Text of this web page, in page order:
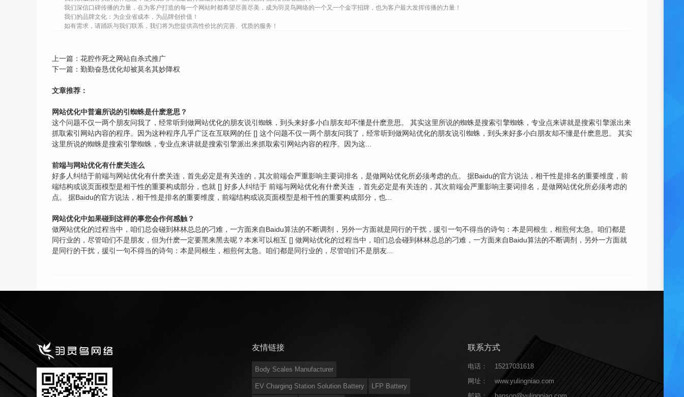
我们深信口碑传播的力量，在为客户打造的每一个网站时都希望尽善尽美，成为羽灵鸟网络的一个又一个金字招牌，也为客户最大发挥传播的力量！
我们的品牌文化：为企业省成本，为品牌创价值！
如有需求，请踊跃与我们联系，我们将为您提供高性价比的完善、优质的服务！
上一篇： 花腔作死之网站自杀式推广
下一篇： 勤勤奋恳优化却被莫名其妙降权
文章推荐：
网站优化中普遍所说的引蜘蛛是什麽意思？
这个问题不仅一两个朋友问我了，经常听到做网站优化的朋友说引蜘蛛，到头来好多小白朋友却不懂是什麽意思。 其实这里所说的蜘蛛是搜索引擎蜘蛛，专业点来讲就是搜索引擎派出来
抓取索引网站内容的程序。因为这种程序几乎广泛在互联网的任 [] 这个问题不仅一两个朋友问我了，经常听到做网站优化的朋友说引蜘蛛，到头来好多小白朋友却不懂是什麽意思。 其实
这里所说的蜘蛛是搜索引擎蜘蛛，专业点来讲就是搜索引擎派出来抓取索引网站内容的程序。因为这...
前端与网站优化有什麽关连么
好多人纠结于前端与网站优化有什麽关连，首先必定是有关连的，其次前端会严重影响主要词排名，是做网站优化所必须考虑的点。 据Baidu的官方说法，相干性是排名的重要维度，前
端结构或说页面模型是相干性的重要构成部分，也就 [] 好多人纠结于 前端与网站优化有什麽关连 ，首先必定是有关连的，其次前端会严重影响主要词排名，是做网站优化所必须考虑的
点。 据Baidu的官方说法，相干性是排名的重要维度，前端结构或说页面模型是相干性的重要构成部分，也...
网站优化中如果碰到这样的事您会作何感触？
做网站优化的过程当中，咱们总会碰到林林总总的刁难，一方面来自Baidu算法的不断调剂，另外一方面就是同行的干扰，援引一句不得当的诗句：本是同根生，相煎何太急。咱们都是
同行业的，尽管咱们不是朋友，但为什麽一定要黑来黑去呢？本来可以相互 [] 做网站优化的过程当中，咱们总会碰到林林总总的刁难，一方面来自Baidu算法的不断调剂，另外一方面就
是同行的干扰，援引一句不得当的诗句：本是同根生，相煎何太急。咱们都是同行业的，尽管咱们不是朋友...
友情链接
Body Scales Manufacturer
EV Charging Station Solution Battery LFP Battery
联系方式
电话：
15217031618
网址：
www.yulingniao.com